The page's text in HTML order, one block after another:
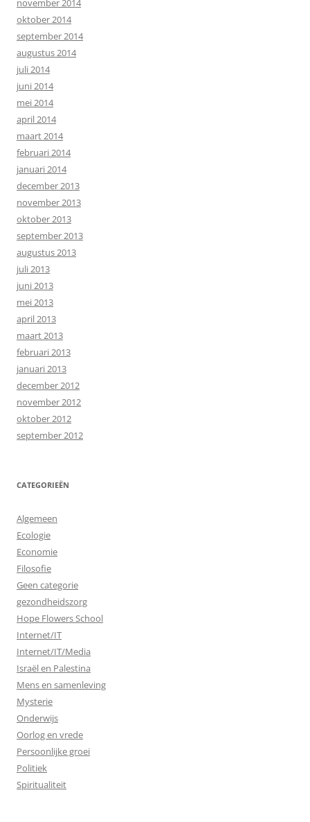
november 2014
oktober 2014
september 2014
augustus 2014
juli 2014
juni 2014
mei 2014
april 2014
maart 2014
februari 2014
januari 2014
december 2013
november 2013
oktober 2013
september 2013
augustus 2013
juli 2013
juni 2013
mei 2013
april 2013
maart 2013
februari 2013
januari 2013
december 2012
november 2012
oktober 2012
september 2012
CATEGORIEËN
Algemeen
Ecologie
Economie
Filosofie
Geen categorie
gezondheidszorg
Hope Flowers School
Internet/IT
Internet/IT/Media
Israël en Palestina
Mens en samenleving
Mysterie
Onderwijs
Oorlog en vrede
Persoonlijke groei
Politiek
Spiritualiteit